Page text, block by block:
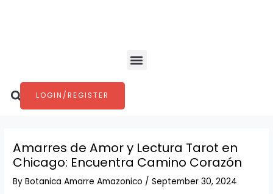
Menu
Search
LOGIN/REGISTER
Amarres de Amor y Lectura Tarot en
Chicago: Encuentra Camino Corazón
ByBotanica Amarre Amazonico /September 30, 2024